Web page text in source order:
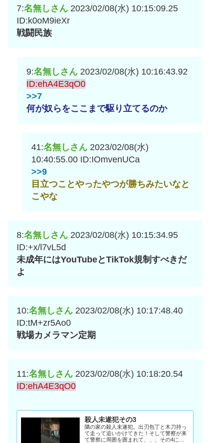
7:名無しさん 2023/02/08(水) 10:15:09.25
ID:k0oM9ieXr
戦闘民族
9:名無しさん 2023/02/08(水) 10:16:43.92
ID:ehA4E3qO0
>>7
何が奴らをここまで駆り立てるのか
41:名無しさん 2023/02/08(水)
10:40:55.00 ID:IOmvenUCa
>>9
目立つことやったやつが勝ちみたいなと
こやな
8:名無しさん 2023/02/08(水) 10:15:34.95
ID:+x/l7vL5d
未成年にはYouTubeとTikTok規制すべきだ
よ
10:名無しさん 2023/02/08(水) 10:17:48.40
ID:tM+zr5Ao0
戦場カメラマン定期
11:名無しさん 2023/02/08(水) 10:18:20.54
ID:ehA4E3qO0
殺人未遂犯その3
隣の家の殺人未遂犯。出刃包丁と木刀持っ
て走って追いかけてきた！そして警察が来
て警察に周囲を囲まれて、、、その4に続